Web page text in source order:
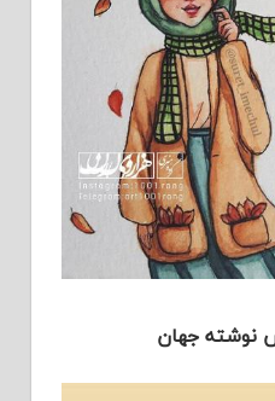
نوشته جهان